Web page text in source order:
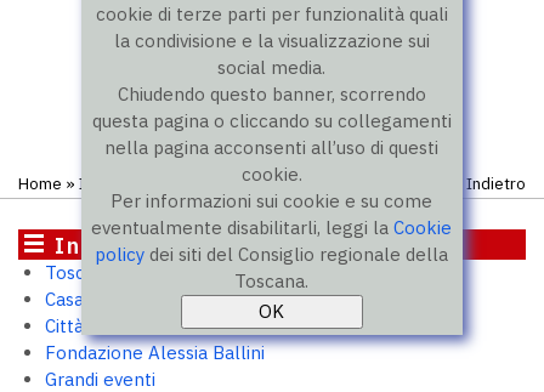
cookie di terze parti per funzionalità quali
la condivisione e la visualizzazione sui
social media.
Chiudendo questo banner, scorrendo
questa pagina o cliccando su collegamenti
nella pagina acconsenti all’uso di questi
cookie.
Per informazioni sui cookie e su come
eventualmente disabilitarli, leggi laCookie
policy dei siti del Consiglio regionale della
Toscana.
Home » Iniziative Indietro
Iniziative
Toscana 2050
Casa Toscana. Outpost per PMI
Città murate
Fondazione Alessia Ballini
Grandi eventi